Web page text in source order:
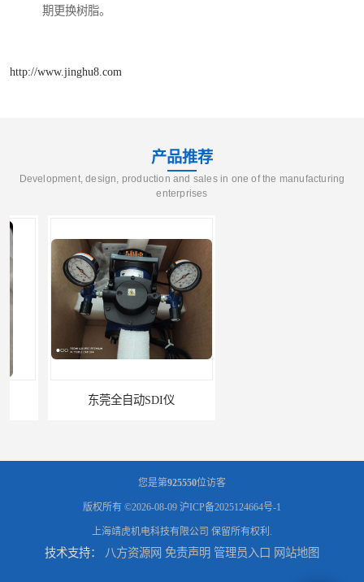
期更换树脂。
http://www.jinghu8.com
产品推荐
Development, design, production and sales in one of the manufacturing
enterprises
东莞全自动SDI仪
您是第925550位访客
版权所有 ©2026-08-09 沪ICP备2025124664号-1
上海靖虎机电科技有限公司 保留所有权利.
技术支持： 八方资源网 免责声明 管理员入口 网站地图